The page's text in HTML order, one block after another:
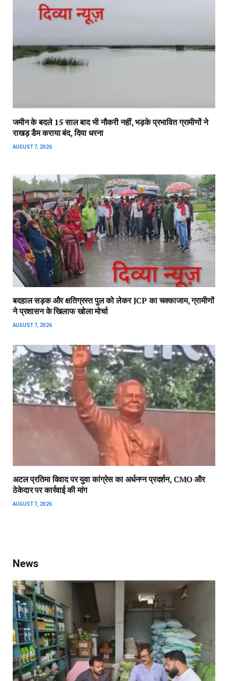
जमीन के बदले 15 साल बाद भी नौकरी नहीं, भड़के प्रभावित ग्रामीणों ने
राखड़ डैम कराया बंद, दिया धरना
AUGUST 7, 2026
बदहाल सड़क और क्षतिग्रस्त पुल को लेकर JCP का चक्काजाम, ग्रामीणों
ने प्रशासन के खिलाफ खोला मोर्चा
AUGUST 7, 2026
अटल प्रतिमा विवाद पर युवा कांग्रेस का अर्धनग्न प्रदर्शन, CMO और
ठेकेदार पर कार्रवाई की मांग
AUGUST 7, 2026
News